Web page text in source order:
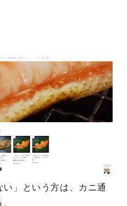
い」という方は、カニ通